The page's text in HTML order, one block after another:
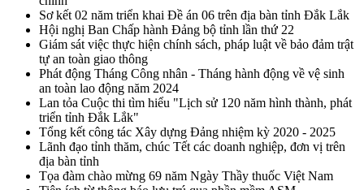
Sơ kết 02 năm triển khai Đề án 06 trên địa bàn tỉnh Đắk Lắk
Hội nghị Ban Chấp hành Đảng bộ tỉnh lần thứ 22
Giám sát việc thực hiện chính sách, pháp luật về bảo đảm trật
tự an toàn giao thông
Phát động Tháng Công nhân - Tháng hành động về vệ sinh
an toàn lao động năm 2024
Lan tỏa Cuộc thi tìm hiểu "Lịch sử 120 năm hình thành, phát
triển tỉnh Đắk Lắk"
Tổng kết công tác Xây dựng Đảng nhiệm kỳ 2020 - 2025
Lãnh đạo tỉnh thăm, chúc Tết các doanh nghiệp, đơn vị trên
địa bàn tỉnh
Tọa đàm chào mừng 69 năm Ngày Thầy thuốc Việt Nam